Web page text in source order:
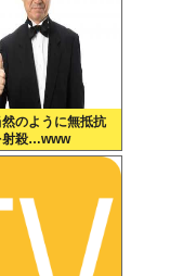
のように無抵抗
射殺…www